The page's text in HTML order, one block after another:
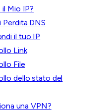
il Mio IP?
Perdita DNS
il tuo IP
Link
File
dello stato del
una VPN?